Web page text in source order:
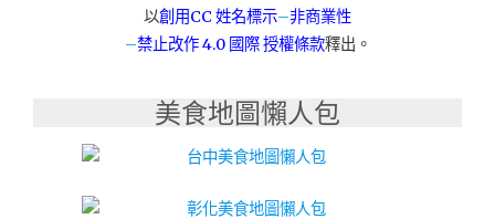
以創用CC 姓名標示–非商業性
–禁止改作4.0 國際 授權條款釋出。
美食地圖懶人包